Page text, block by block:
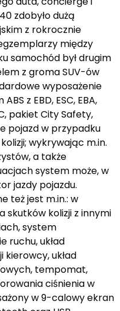
zdobyło dużą
z rokrocznie
między
samochód był drugim
z groma SUV-ów
wyposażenie
z EBD, ESC, EBA,
pakiet City Safety,
pojazd w przypadku
wykrywając m.in.
a także
system może, w
jazdy pojazdu.
też jest m.in.: w
skutków kolizji z innymi
system
ruchu, układ
układ
tempomat,
ciśnienia w
w 9-calowy ekran